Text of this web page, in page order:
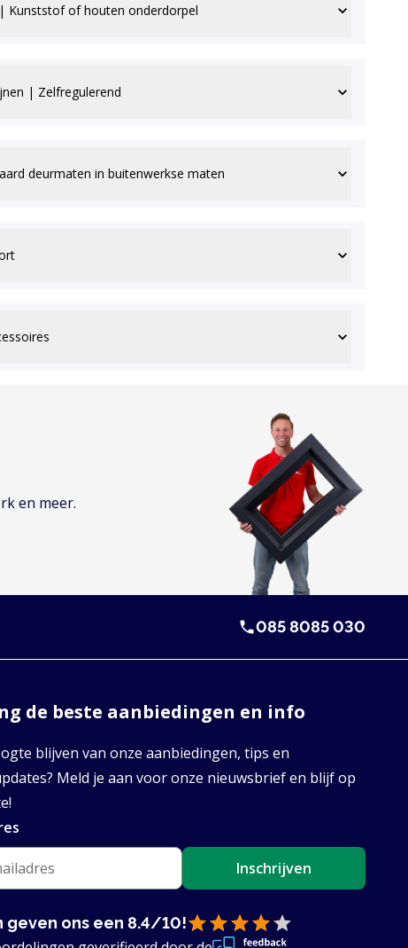
Kunststof of houten onderdorpel
| Zelfregulerend
deurmaten in buitenwerkse maten
en meer.
085 8085 030
de beste aanbiedingen en info
blijven van onze aanbiedingen, tips en
Meld je aan voor onze nieuwsbrief en blijf op
Inschrijven
geven ons een 8.4/10!